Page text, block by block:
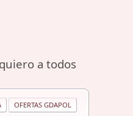
a todos
OFERTAS GDAPOL